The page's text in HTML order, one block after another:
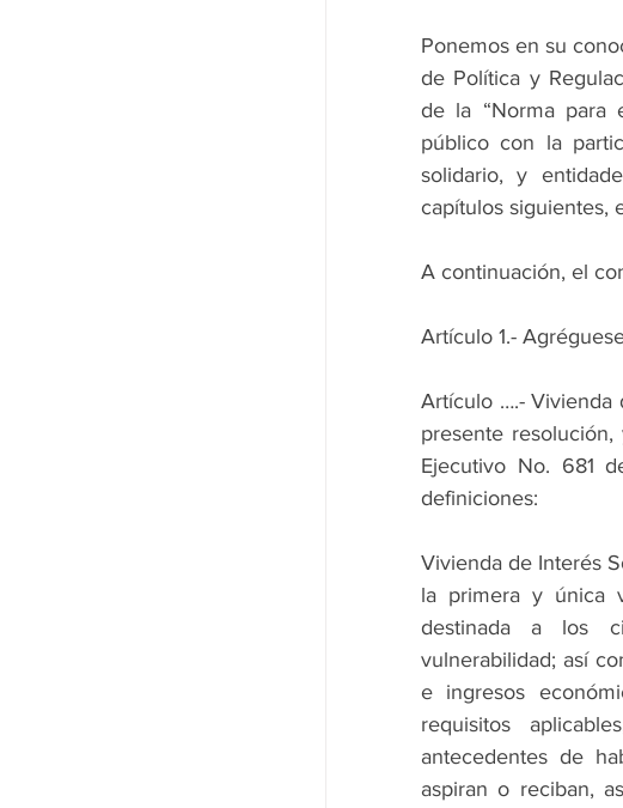
Ponemos en su
de Política y
de la “Norma para
público con la
solidario, y
capítulos siguientes,
A continuación, el
Artículo 1.-
Artículo ….- Vivienda
presente
Ejecutivo No. 681
definiciones:
Vivienda de Interés
la primera y única
destinada a los
vulnerabilidad; así
e ingresos
requisitos
antecedentes de
aspiran o reciban,